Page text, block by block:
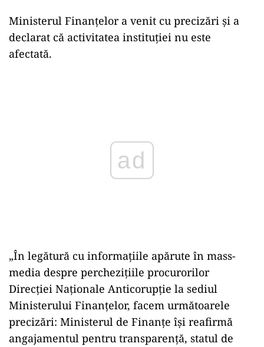
Ministerul Finanțelor a venit cu precizări și a
declarat că activitatea instituției nu este
afectată.
„În legătură cu informațiile apărute în mass-
media despre perchezițiile procurorilor
Direcției Naționale Anticorupție la sediul
Ministerului Finanțelor, facem următoarele
precizări: Ministerul de Finanțe își reafirmă
angajamentul pentru transparență, statul de